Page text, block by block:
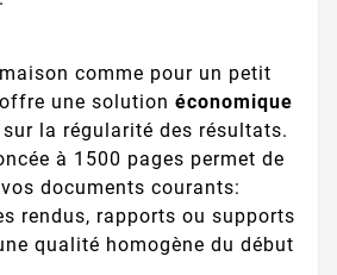
comme pour un petit
une solution économique
la régularité des résultats.
à 1500 pages permet de
documents courants:
rendus, rapports ou supports
qualité homogène du début